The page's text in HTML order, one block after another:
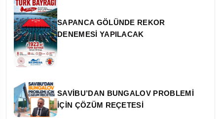
SAPANCA GÖLÜNDE REKOR
DENEMESİ YAPILACAK
SAVİBU’DAN BUNGALOV PROBLEMİ
İÇİN ÇÖZÜM REÇETESİ